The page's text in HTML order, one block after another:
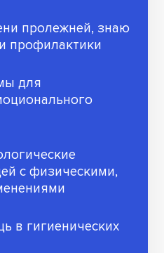
пролежней, знаю
профилактики
для
с физическими,
в гигиенических